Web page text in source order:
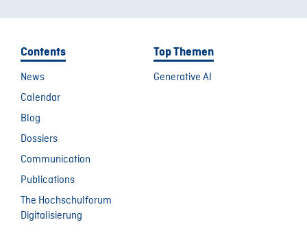
Contents
News
Calendar
Blog
Dossiers
Communication
Publications
The Hochschulforum
Digitalisierung
Top Themen
Generative AI